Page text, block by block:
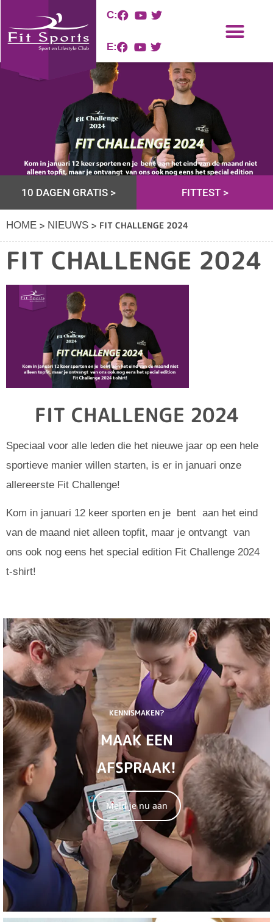
C:
E:
10 DAGEN GRATIS > FITTEST >
HOME > NIEUWS > FIT CHALLENGE 2024
FIT CHALLENGE 2024
FIT CHALLENGE 2024
Speciaal voor alle leden die het nieuwe jaar op een hele
sportieve manier willen starten, is er in januari onze
allereerste Fit Challenge!
Kom in januari 12 keer sporten en je bent aan het eind
van de maand niet alleen topfit, maar je ontvangt van
ons ook nog eens het special edition Fit Challenge 2024
t-shirt!
KENNISMAKEN?
MAAK EEN
AFSPRAAK!
Meld je nu aan